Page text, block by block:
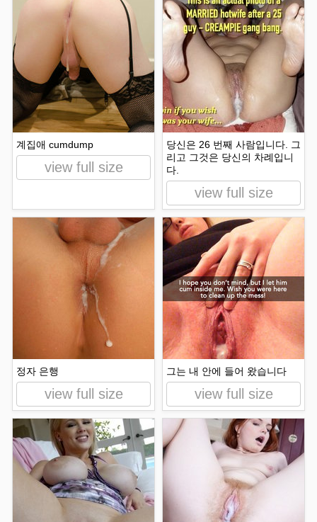
계집애 cumdump
view full size
당신은 26 번째 사람입니다. 그
리고 그것은 당신의 차례입니
다.
view full size
정자 은행
view full size
그는 내 안에 들어 왔습니다
view full size